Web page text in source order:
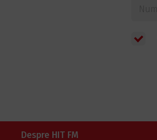
Despre HIT FM